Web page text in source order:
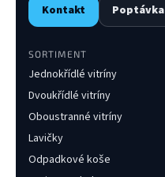
Kontakt Poptávka
SORTIMENT
Jednokřídlé vitríny
Dvoukřídlé vitríny
Oboustranné vitríny
Lavičky
Odpadkové koše